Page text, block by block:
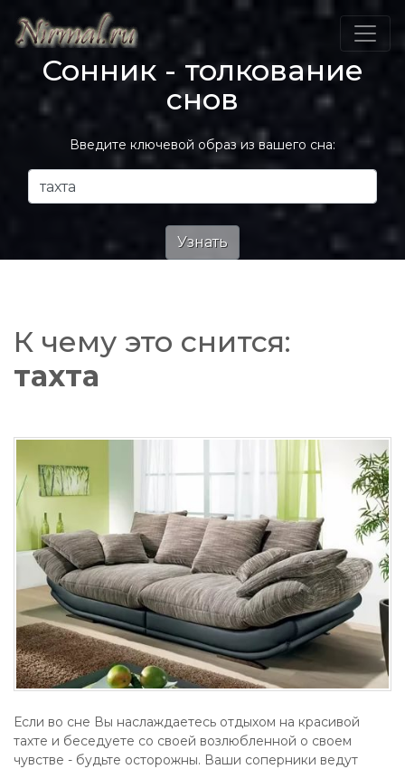
Сонник - толкование
снов
Введите ключевой образ из вашего сна:
К чему это снится:
тахта
Если во сне Вы наслаждаетесь отдыхом на красивой
тахте и беседуете со своей возлюбленной о своем
чувстве - будьте осторожны. Ваши соперники ведут